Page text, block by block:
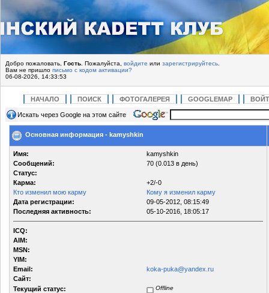
Добро пожаловать, Гость . Пожалуйста, войдите или зарегистрируйтесь
Вам не пришло письмо с кодом активации?
06-08-2026, 14:33:53
НАЧАЛО ПОИСК ФОТОГАЛЕРЕЯ GOOGLEMAP
Искать через Google на этом сайте
Основная информация - kamyshkin
Имя:
kamyshkin
Сообщений:
70 (0.013 в день)
Статус:
Карма:
+2/-0
Кто изменил мою карму
Кому я изменил карму
Дата регистрации:
09-05-2012, 08:15:49
Последняя активность:
05-10-2016, 18:05:17
ICQ:
AIM:
MSN:
YIM:
Email:
koka-puka@yandex.ru
Сайт:
Текущий статус:
Offline